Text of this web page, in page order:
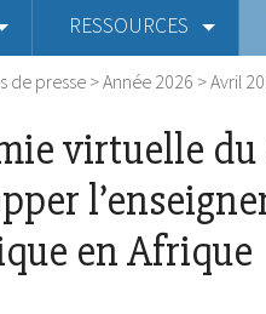
RESSOURCES
de presse>Année 2026 >Avril
virtuelle du
en Afrique